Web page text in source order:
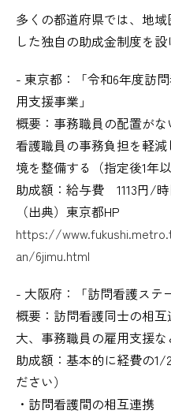
多くの都道府県では、地
した独自の助成金制度を設
- 東京都：「令和6年度訪
用支援事業」
概要：事務職員の配置がな
看護職員の事務負担を軽
境を整備する（指定後1年以
助成額：給与費 1113円/
（出典）東京都HP
https://
an/6jimu.html
- 大阪府：「訪問看護ステ
概要：訪問看護同士の相
大、事務職員の雇用支援な
助成額：基本的に経費の1/
ださい）
・訪問看護間の相互連